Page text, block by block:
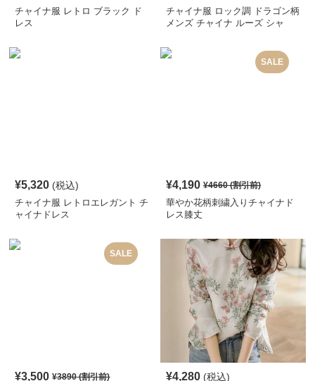
チャイナ服 レトロ ブラック ド
レス
チャイナ服 ロック調 ドラゴン柄
メンズ チャイナ ルーズ シャ
¥5,320 (税込)
チャイナ服 レトロエレガント チ
ャイナドレス
SALE
¥4,190 ¥4660(割引前)
華やか花柄刺繍入りチャイナド
レス膝丈
SALE
¥3,500 ¥3890(割引前) ¥4,280 (税込)